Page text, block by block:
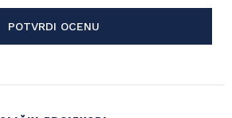
POTVRDI OCENU